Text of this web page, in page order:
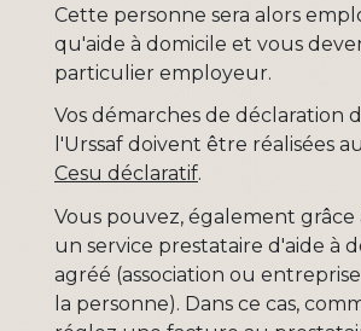
Cette personne sera alors
qu'aide à domicile et vous
particulier employeur.
Vos démarches de déclaration
l'Urssaf doivent être réalisées
Cesu déclaratif.
Vous pouvez, également grâce
un service prestataire d'aide à
agréé (association ou
la personne). Dans ce cas,